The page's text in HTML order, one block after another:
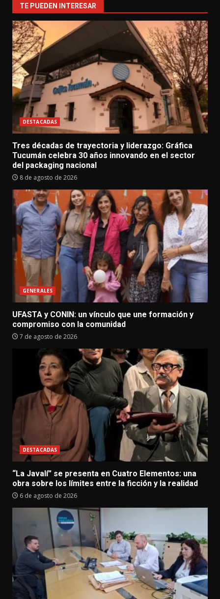
TE PUEDEN INTERESAR
DESTACADAS
Tres décadas de trayectoria y liderazgo: Gráfica
Tucumán celebra 30 años innovando en el sector
del packaging nacional
8 de agosto de 2026
GENERALES
UFASTA y CONIN: un vínculo que une formación y
compromiso con la comunidad
7 de agosto de 2026
DESTACADAS
“La Javalí” se presenta en Cuatro Elementos: una
obra sobre los límites entre la ficción y la realidad
6 de agosto de 2026